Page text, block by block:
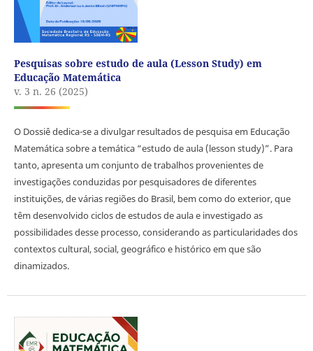
Pesquisas sobre estudo de aula (Lesson Study) em
Educação Matemática
v. 3 n. 26 (2025)
O Dossiê dedica-se a divulgar resultados de pesquisa em Educação
Matemática sobre a temática “estudo de aula (lesson study)”. Para
tanto, apresenta um conjunto de trabalhos provenientes de
investigações conduzidas por pesquisadores de diferentes
instituições, de várias regiões do Brasil, bem como do exterior, que
têm desenvolvido ciclos de estudos de aula e investigado as
possibilidades desse processo, considerando as particularidades dos
contextos cultural, social, geográfico e histórico em que são
dinamizados.